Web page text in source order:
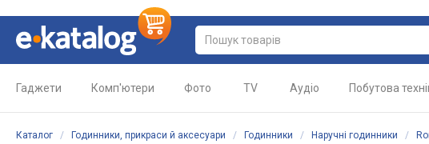
Гаджети Комп'ютери Фото TV Аудіо Побутова
Каталог / Годинники, прикраси й аксесуари / Годинники / Наручні годинники /